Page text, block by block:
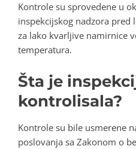
Kontrole su sprovedene u
inspekcijskog nadzora pred
za lako kvarljive namirnice
temperatura.
Šta je
kontrolisala?
Kontrole su bile usmerene
poslovanja sa Zakonom o